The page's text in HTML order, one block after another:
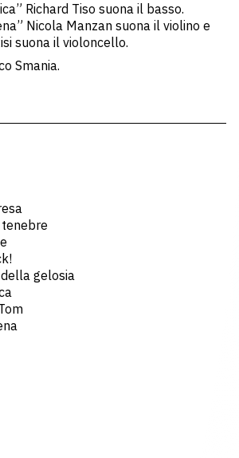
Richard Tiso suona il basso.
Nicola Manzan suona il violino e
suona il violoncello.
Smania.
tenebre
gelosia